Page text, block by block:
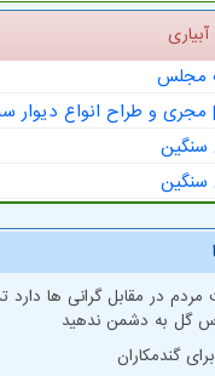
مجلس
و طراح انواع دیوار
سنگین
سنگین
در مقابل گرانی ها دارد
گل به دشمن ندهید
گندمکاران